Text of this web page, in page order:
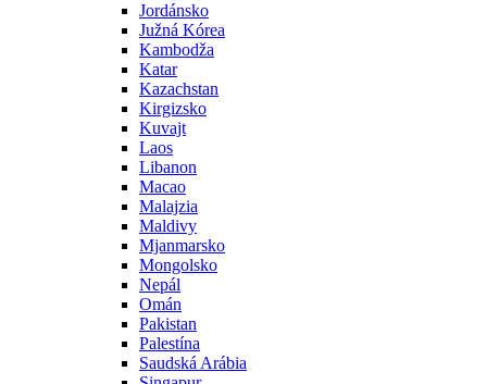
Jordánsko
Južná Kórea
Kambodža
Katar
Kazachstan
Kirgizsko
Kuvajt
Laos
Libanon
Macao
Malajzia
Maldivy
Mjanmarsko
Mongolsko
Nepál
Omán
Pakistan
Palestína
Saudská Arábia